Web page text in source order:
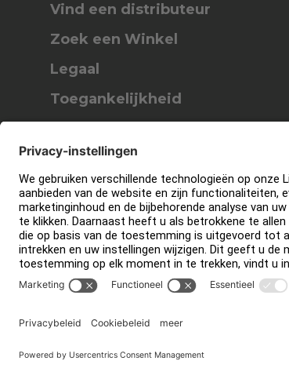
Vind een distributeur
Zoek een Winkel
Legaal
Toegankelijkheid
Aanmelden bij Facility
Connect
Contact
Privacy-instellingen
Copyright © 2026 Life Fitness